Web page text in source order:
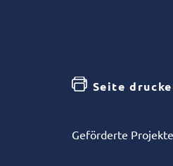
Seite
Geförderte Projekte